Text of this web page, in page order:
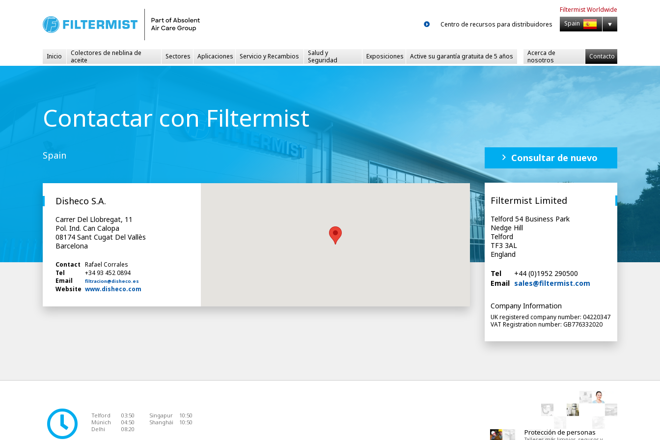
Centro de recursos para distribuidores
FiltermistWorldwide
Spain
Inicio
Colectores de neblina de
aceite
Sectores Aplicaciones Servicio y Recambios
Salud y
Seguridad
Exposiciones Active su garantía gratuita de 5 años
Acerca de
nosotros
Contacto
Contactar con Filtermist
Spain Consultar de nuevo
Disheco S.A.
Carrer Del Llobregat, 11
Pol. Ind. Can Calopa
08174 Sant Cugat Del Vallès
Barcelona
Contact
Rafael Corrales
Tel
+34 93 452 0894
Email
filtracion@disheco.es
Website www.disheco.com
Filtermist Limited
Telford 54 Business Park
Nedge Hill
Telford
TF3 3AL
England
Tel
+44 (0)1952 290500
Email sales@filtermist.com
Company Information
UK registered company number: 04220347
VAT Registration number: GB776332020
Telford
03:50
Múnich
04:50
Delhi
08:20
Singapur
10:50
Shanghái
10:50
Protección de personas